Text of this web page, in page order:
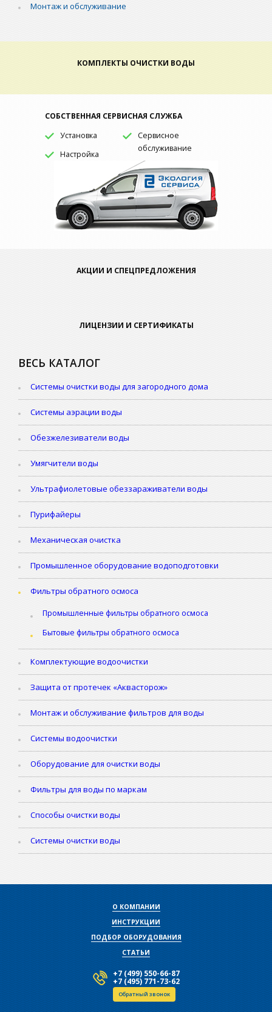
Монтаж и обслуживание
КОМПЛЕКТЫ ОЧИСТКИ ВОДЫ
СОБСТВЕННАЯ СЕРВИСНАЯ СЛУЖБА
Установка
Настройка
Сервисное
обслуживание
АКЦИИ И СПЕЦПРЕДЛОЖЕНИЯ
ЛИЦЕНЗИИ И СЕРТИФИКАТЫ
ВЕСЬ КАТАЛОГ
Системы очистки воды для загородного дома
Системы аэрации воды
Обезжелезиватели воды
Умягчители воды
Ультрафиолетовые обеззараживатели воды
Пурифайеры
Механическая очистка
Промышленное оборудование водоподготовки
Фильтры обратного осмоса
Промышленные фильтры обратного осмоса
Бытовые фильтры обратного осмоса
Комплектующие водоочистки
Защита от протечек «Аквасторож»
Монтаж и обслуживание фильтров для воды
Системы водоочистки
Оборудование для очистки воды
Фильтры для воды по маркам
Способы очистки воды
Системы очистки воды
О КОМПАНИИ
ИНСТРУКЦИИ
ПОДБОР ОБОРУДОВАНИЯ
СТАТЬИ
+7 (499) 550-66-87
+7 (495) 771-73-62
Обратный звонок